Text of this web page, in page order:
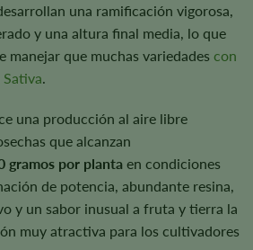
una ramificación vigorosa,
y una altura final media, lo que
manejar que muchas variedades con
una producción al aire libre
que alcanzan
gramos por planta en condiciones
de potencia, abundante resina,
y un sabor inusual a fruta y tierra la
muy atractiva para los cultivadores